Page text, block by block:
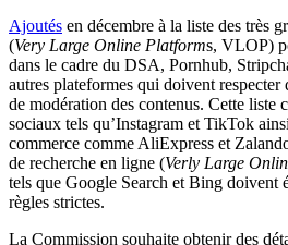
Ajoutés en décembre à la liste des très
(Very Large Online Platforms, VLOP)
dans le cadre du DSA, Pornhub,
autres plateformes qui doivent respecter
de modération des contenus. Cette liste
sociaux tels qu’Instagram et TikTok
commerce comme AliExpress et
de recherche en ligne (Verly Large
tels que Google Search et Bing doivent
règles strictes.
La Commission souhaite obtenir des